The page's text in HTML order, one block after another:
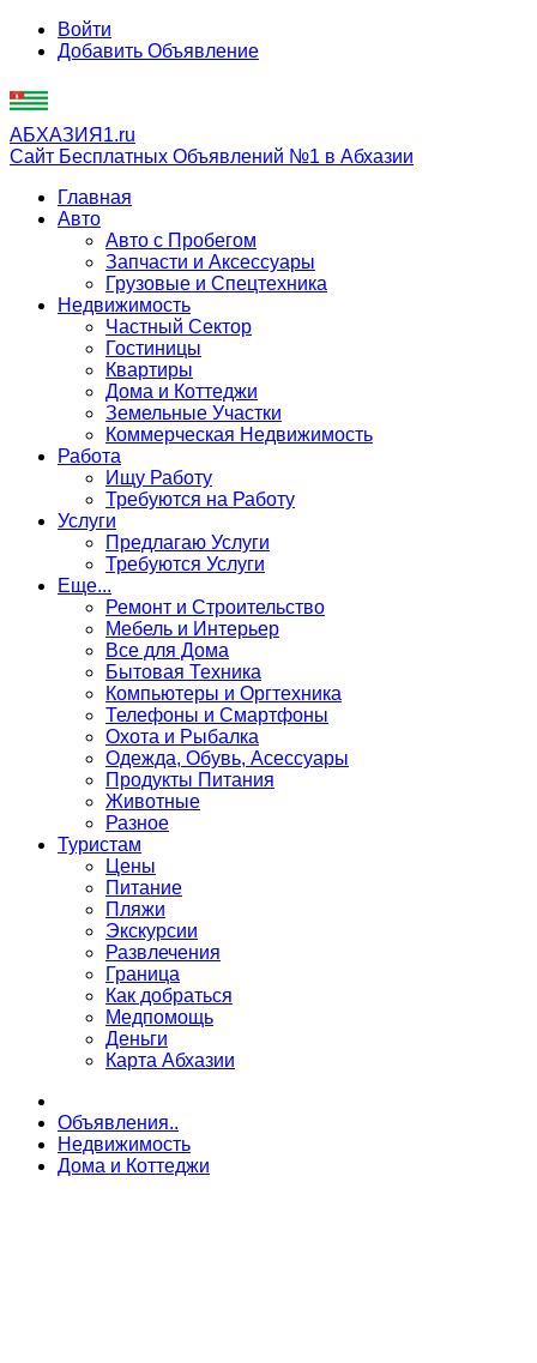
Войти
Добавить Объявление
АБХАЗИЯ1.ru
Сайт Бесплатных Объявлений №1 в Абхазии
Главная
Авто
Авто с Пробегом
Запчасти и Аксессуары
Грузовые и Спецтехника
Недвижимость
Частный Сектор
Гостиницы
Квартиры
Дома и Коттеджи
Земельные Участки
Коммерческая Недвижимость
Работа
Ищу Работу
Требуются на Работу
Услуги
Предлагаю Услуги
Требуются Услуги
Еще...
Ремонт и Строительство
Мебель и Интерьер
Все для Дома
Бытовая Техника
Компьютеры и Оргтехника
Телефоны и Смартфоны
Охота и Рыбалка
Одежда, Обувь, Асессуары
Продукты Питания
Животные
Разное
Туристам
Цены
Питание
Пляжи
Экскурсии
Развлечения
Граница
Как добраться
Медпомощь
Деньги
Карта Абхазии
Объявления..
Недвижимость
Дома и Коттеджи